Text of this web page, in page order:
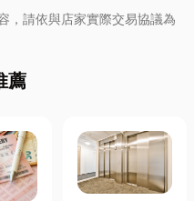
，請依與店家實際交易協議為
薦